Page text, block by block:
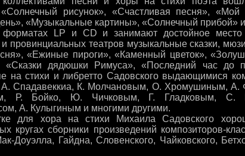
рисунок», «Счастливая песня», «Мой
«Музыкальные картины», «Солнечный прибой»
LP и CD и занимают достойное место
и провинциальных театров музыкальные сказки,
«Ежиные пироги», «Каменный цветок»,
«Сказки дядюшки Римуса», «Последний час до
на стихи и либретто Садовского выдающимися
А. Спадавеккиа, К. Молчановым, О. Хромушиным, А.
Р. Бойко, Ю. Чичковым, Г. Гладковым, С.
А. Кулыгиным и многими другими.
для хора на стихи Михаила Садовского
кругах сборники произведений композиторов-
Доуэлла, Гайдна, Словенского, Чайковского,